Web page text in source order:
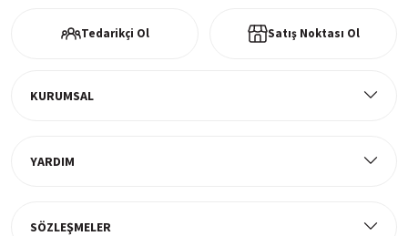
Tedarikçi Ol Satış Noktası Ol
KURUMSAL
YARDIM
SÖZLEŞMELER